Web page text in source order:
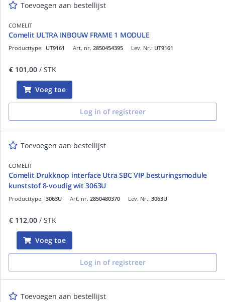
Toevoegen aan bestellijst
COMELIT
Comelit ULTRA INBOUW FRAME 1 MODULE
Art. nr. 2850454395
Producttype: UT9161 Lev. Nr.: UT9161
€ 101,00 / STK
Voeg toe
Log in of registreer
Toevoegen aan bestellijst
COMELIT
Comelit Drukknop interface Utra SBC VIP besturingsmodule
kunststof 8-voudig wit 3063U
Art. nr. 2850480370
Producttype: 3063U Lev. Nr.: 3063U
€ 112,00 / STK
Voeg toe
Log in of registreer
Toevoegen aan bestellijst